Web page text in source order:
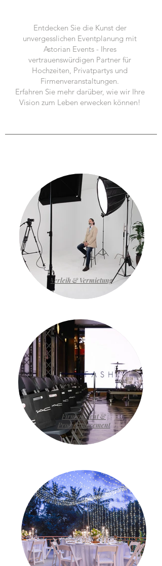
Entdecken Sie die Kunst der
unvergesslichen Eventplanung mit
Astorian Events - Ihres
vertrauenswürdigen Partner für
Hochzeiten, Privatpartys und
Firmenveranstaltungen.
Erfahren Sie mehr darüber, wie wir Ihre
Vision zum Leben erwecken können!
Verleih & Vermietung
Firmenevent &
Produktplacement